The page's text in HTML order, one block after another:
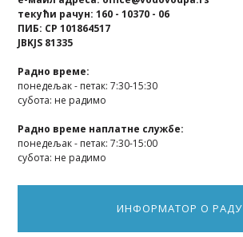
текући рачун: 160 - 10370 - 06
ПИБ: СР 101864517
JBKJS 81335
Радно време:
понедељак - петак: 7:30-15:30
субота: не радимо
Радно време наплатне службе:
понедељак - петак: 7:30-15:00
субота: не радимо
ИНФОРМАТОР О РАДУ